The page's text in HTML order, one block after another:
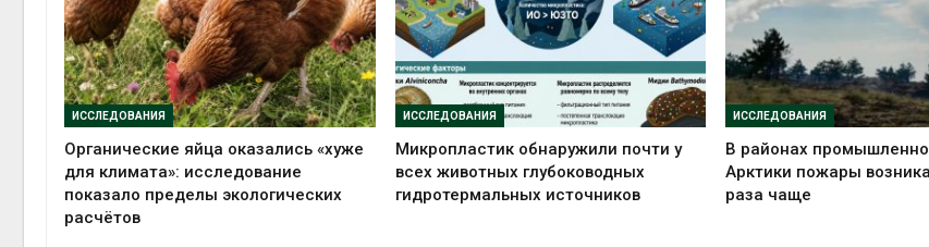
ИССЛЕДОВАНИЯ
Органические яйца оказались «хуже
для климата»: исследование
показало пределы экологических
расчётов
ИССЛЕДОВАНИЯ
Микропластик обнаружили почти у
всех животных глубоководных
гидротермальных источников
ИССЛЕДОВАНИЯ
В районах
Арктики пожары
раза чаще